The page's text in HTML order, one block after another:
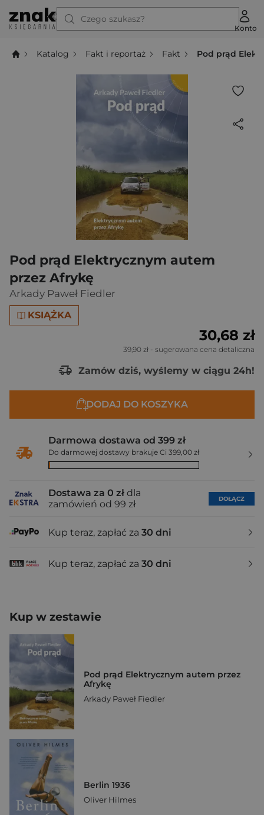
Czego szukasz?
Konto
Katalog Fakt i reportaż Fakt Pod prąd
Pod prąd Elektrycznym autem
przez Afrykę
Arkady Paweł Fiedler
KSIĄŻKA
30,68 zł
39,90 zł - sugerowana cena detaliczna
Zamów dziś, wyślemy w ciągu 24h!
DODAJ DO KOSZYKA
Darmowa dostawa od 399 zł
Do darmowej dostawy brakuje Ci 399,00 zł
Dostawa za 0 zł dla
zamówień od 99 zł
DOŁĄCZ
Kup teraz, zapłać za 30 dni
Kup teraz, zapłać za 30 dni
Kup w zestawie
Pod prąd Elektrycznym autem przez
Afrykę
Arkady Paweł Fiedler
Berlin 1936
Oliver Hilmes